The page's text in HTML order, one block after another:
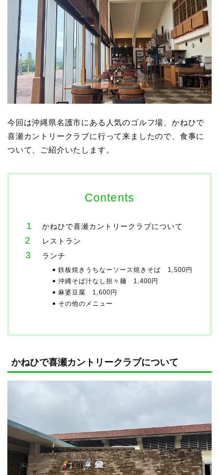
今回は沖縄県名護市にある人気のゴルフ場、かねひで
喜瀬カントリークラブに行って来ましたので、食事に
ついて、ご紹介いたします。
Contents
かねひで喜瀬カントリークラブについて
レストラン
ランチ
鉄板焼きうちなーソース焼きそば 1,500円
沖縄そば汁なし担々麺 1,400円
麻婆豆腐 1,600円
その他のメニュー
かねひで喜瀬カントリークラブについて